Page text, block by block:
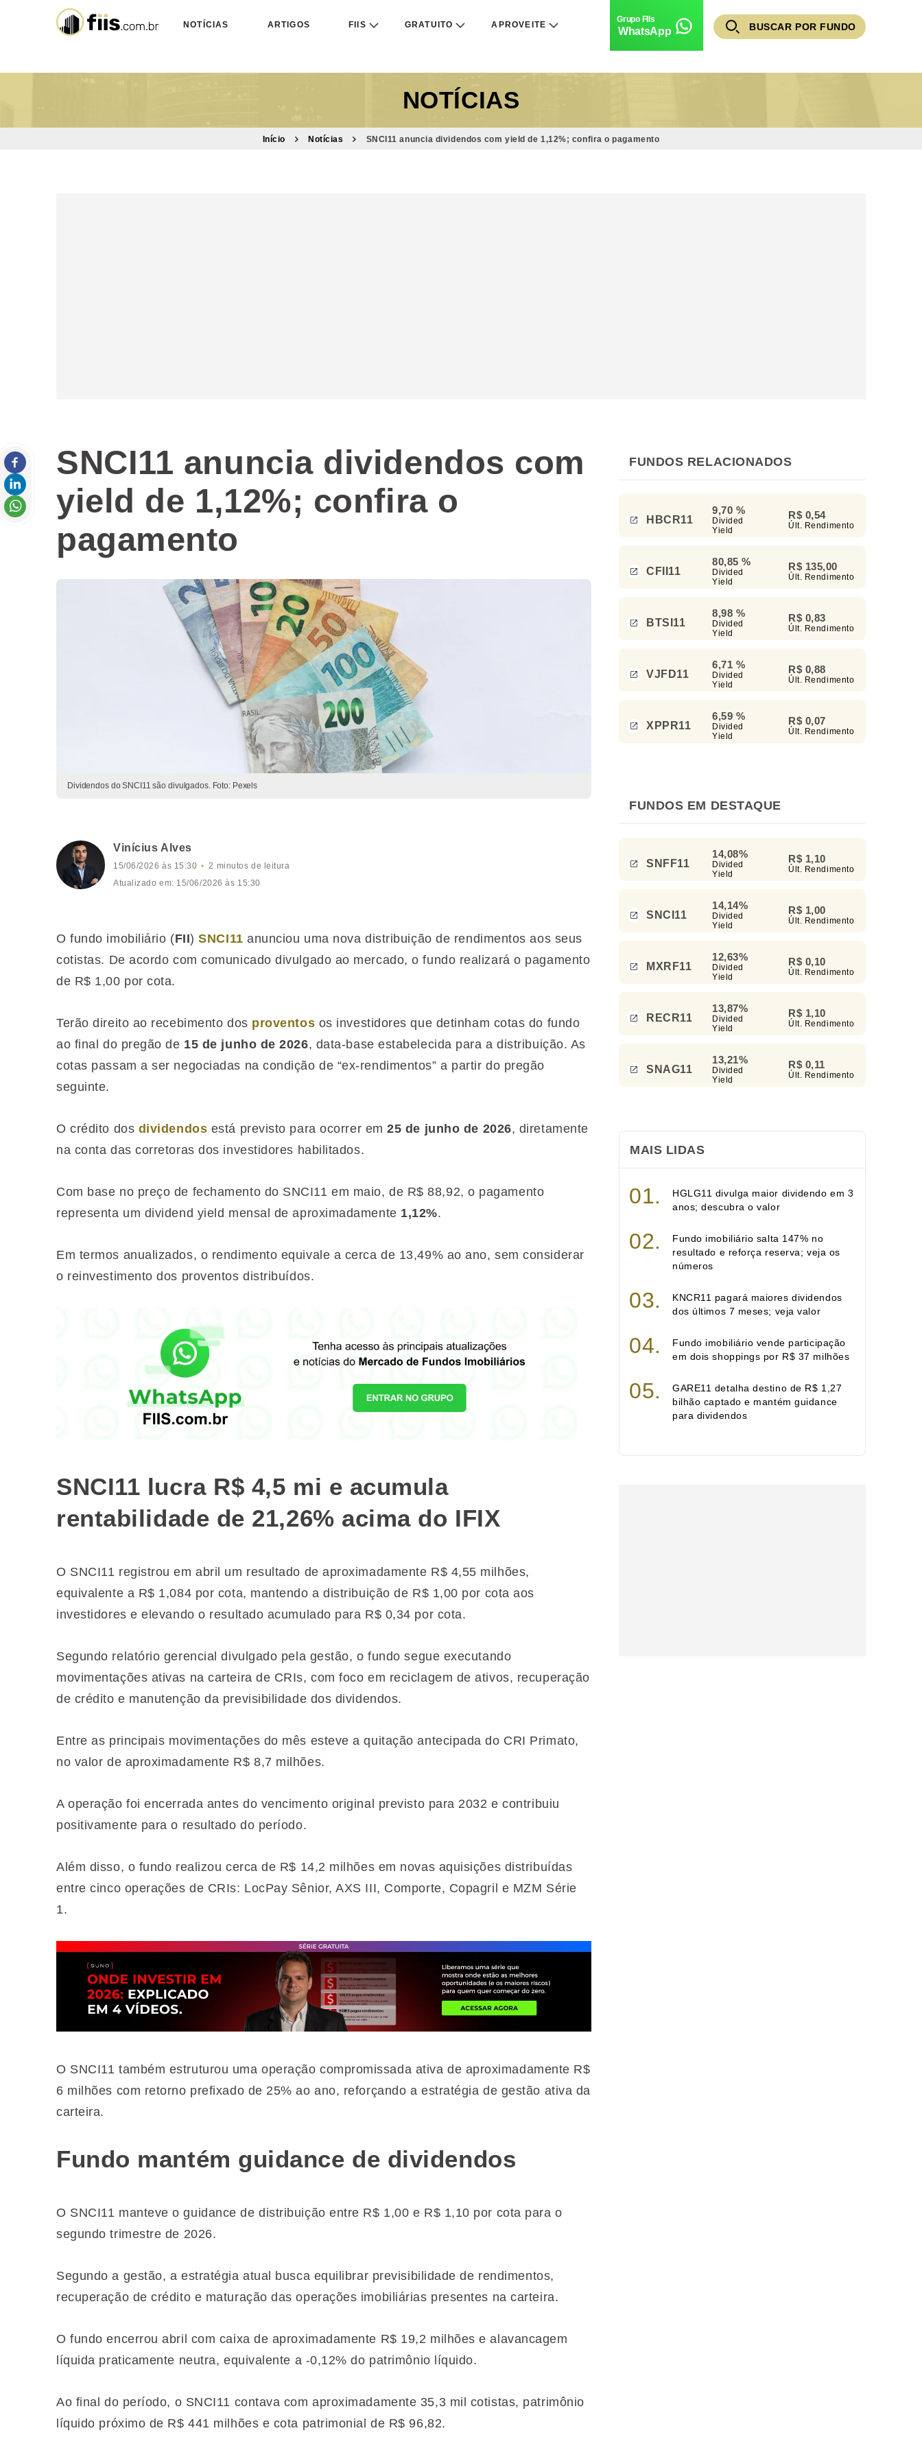
NOTÍCIAS ARTIGOS FIIS GRATUITO APROVEITE
WhatsApp BUSCAR POR FUNDO
NOTÍCIAS
Início Notícias SNCI11 anuncia dividendos com yield de 1,12%; confira o pagamento
SNCI11 anuncia dividendos com
yield de 1,12%; confira o
pagamento
Dividendos do SNCI11 são divulgados. Foto: Pexels
Vinícius Alves
15/06/2026 às 15:30
2 minutos de leitura
Atualizado em: 15/06/2026 às 15:30
O fundo imobiliário (FII)SNCI11 anunciou uma nova distribuição de rendimentos aos seus
cotistas. De acordo com comunicado divulgado ao mercado, o fundo realizará o pagamento
de R$ 1,00 por cota.
Terão direito ao recebimento dos proventos os investidores que detinham cotas do fundo
ao final do pregão de 15 de junho de 2026, data-base estabelecida para a distribuição. As
cotas passam a ser negociadas na condição de “ex-rendimentos” a partir do pregão
seguinte.
O crédito dos dividendos está previsto para ocorrer em25 de junho de 2026, diretamente
na conta das corretoras dos investidores habilitados.
Com base no preço de fechamento do SNCI11 em maio, de R$ 88,92, o pagamento
representa um dividend yield mensal de aproximadamente 1,12%.
Em termos anualizados, o rendimento equivale a cerca de 13,49% ao ano, sem considerar
o reinvestimento dos proventos distribuídos.
SNCI11 lucra R$ 4,5 mi e acumula
rentabilidade de 21,26% acima do IFIX
O SNCI11 registrou em abril um resultado de aproximadamente R$ 4,55 milhões,
equivalente a R$ 1,084 por cota, mantendo a distribuição de R$ 1,00 por cota aos
investidores e elevando o resultado acumulado para R$ 0,34 por cota.
Segundo relatório gerencial divulgado pela gestão, o fundo segue executando
movimentações ativas na carteira de CRIs, com foco em reciclagem de ativos, recuperação
de crédito e manutenção da previsibilidade dos dividendos.
Entre as principais movimentações do mês esteve a quitação antecipada do CRI Primato,
no valor de aproximadamente R$ 8,7 milhões.
A operação foi encerrada antes do vencimento original previsto para 2032 e contribuiu
positivamente para o resultado do período.
Além disso, o fundo realizou cerca de R$ 14,2 milhões em novas aquisições distribuídas
entre cinco operações de CRIs: LocPay Sênior, AXS III, Comporte, Copagril e MZM Série
1.
O SNCI11 também estruturou uma operação compromissada ativa de aproximadamente R$
6 milhões com retorno prefixado de 25% ao ano, reforçando a estratégia de gestão ativa da
carteira.
Fundo mantém guidance de dividendos
O SNCI11 manteve o guidance de distribuição entre R$ 1,00 e R$ 1,10 por cota para o
segundo trimestre de 2026.
Segundo a gestão, a estratégia atual busca equilibrar previsibilidade de rendimentos,
recuperação de crédito e maturação das operações imobiliárias presentes na carteira.
O fundo encerrou abril com caixa de aproximadamente R$ 19,2 milhões e alavancagem
líquida praticamente neutra, equivalente a -0,12% do patrimônio líquido.
Ao final do período, o SNCI11 contava com aproximadamente 35,3 mil cotistas, patrimônio
líquido próximo de R$ 441 milhões e cota patrimonial de R$ 96,82.
FUNDOS RELACIONADOS
HBCR11
9,70 %
Divided
Yield
R$ 0,54
Últ. Rendimento
CFII11
80,85 %
Divided
Yield
R$ 135,00
Últ. Rendimento
BTSI11
8,98 %
Divided
Yield
R$ 0,83
Últ. Rendimento
VJFD11
6,71 %
Divided
Yield
R$ 0,88
Últ. Rendimento
XPPR11
6,59 %
Divided
Yield
R$ 0,07
Últ. Rendimento
FUNDOS EM DESTAQUE
SNFF11
14,08%
Divided
Yield
R$ 1,10
Últ. Rendimento
SNCI11
14,14%
Divided
Yield
R$ 1,00
Últ. Rendimento
MXRF11
12,63%
Divided
Yield
R$ 0,10
Últ. Rendimento
RECR11
13,87%
Divided
Yield
R$ 1,10
Últ. Rendimento
SNAG11
13,21%
Divided
Yield
R$ 0,11
Últ. Rendimento
MAIS LIDAS
HGLG11 divulga maior dividendo em 3
anos; descubra o valor
Fundo imobiliário salta 147% no
resultado e reforça reserva; veja os
números
KNCR11 pagará maiores dividendos
dos últimos 7 meses; veja valor
Fundo imobiliário vende participação
em dois shoppings por R$ 37 milhões
GARE11 detalha destino de R$ 1,27
bilhão captado e mantém guidance
para dividendos